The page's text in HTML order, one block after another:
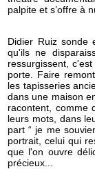
palpite et s’offre à
Didier Ruiz sonde
qu'ils ne
ressurgissent,
porte. Faire
les tapisseries
dans une maison
racontent, comme
leurs mots, dans
part “ je me
portrait, celui qui
que l'on ouvre
précieux...